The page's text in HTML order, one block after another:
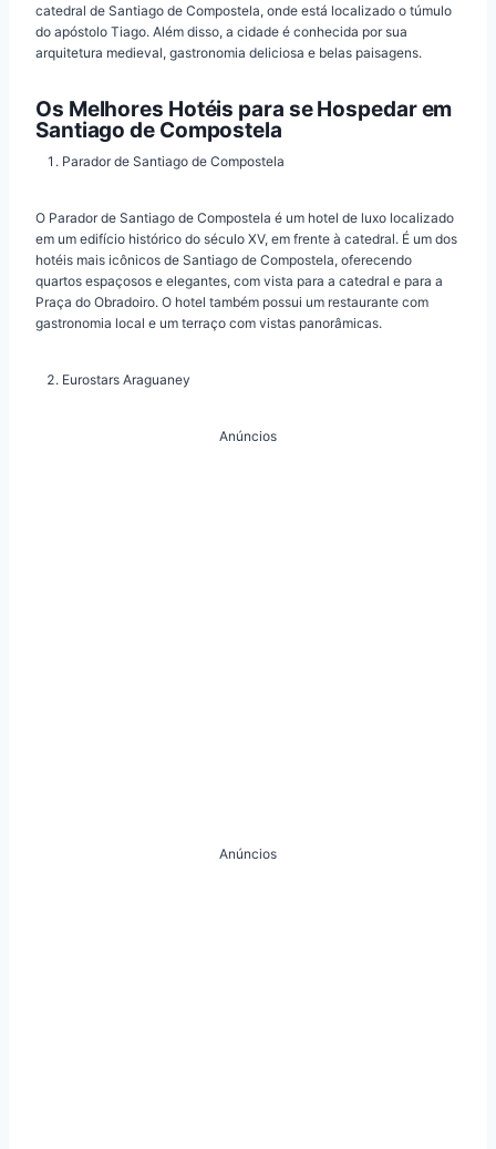
catedral de Santiago de Compostela, onde está localizado o túmulo
do apóstolo Tiago. Além disso, a cidade é conhecida por sua
arquitetura medieval, gastronomia deliciosa e belas paisagens.
Os Melhores Hotéis para se Hospedar em
Santiago de Compostela
Parador de Santiago de Compostela
O Parador de Santiago de Compostela é um hotel de luxo localizado
em um edifício histórico do século XV, em frente à catedral. É um dos
hotéis mais icônicos de Santiago de Compostela, oferecendo
quartos espaçosos e elegantes, com vista para a catedral e para a
Praça do Obradoiro. O hotel também possui um restaurante com
gastronomia local e um terraço com vistas panorâmicas.
Eurostars Araguaney
Anúncios
Anúncios